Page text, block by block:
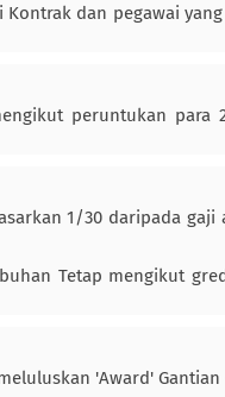
dan pegawai
peruntukan para
1/30 daripada
Tetap mengikut
'Award' Gantian